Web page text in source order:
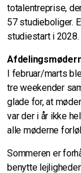
totalentreprise,
57 studieboliger.
studiestart i 2028.
I februar/marts
tre weekender
glade for, at
var der i år ikke
alle møderne
Sommeren er
benytte